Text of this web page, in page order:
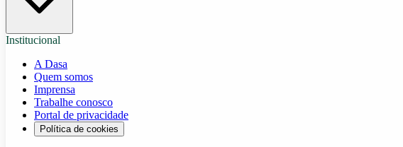
Institucional
A Dasa
Quem somos
Imprensa
Trabalhe conosco
Portal de privacidade
Política de cookies